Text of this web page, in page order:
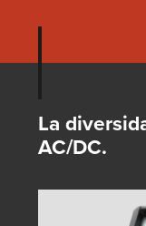
La
AC/DC.